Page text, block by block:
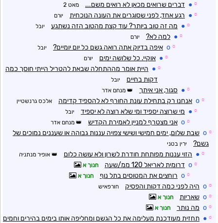
☼
● דברים שרואים מכאן לא רואים משם... מאט 2
☼
● רגע אחד, לפני שסוגרים את העונה הנוכחית יורם
☼
● מה זה טוב ביותר? עוד קצת מהטוב הזה נשתגע יובל
☼
● למה לא? יורם
☼
o איפה בדיוק אתה רואה גשם כל יום יומיים? יובל
☼
● אוקיי. כל שלושה ימים יורם
☼
● היית אומר מההתחלה שבאת להטריל הייתי חוסך כמה
דקות בחיים
יובל
☼
● סגור, אני איתך מנחם אדר
☼
o אנחנו רק בתחילת עונת החורף לא להספיד קדימה אלכס גרנשטיין
☼
● מי שרוצה יספיד ומי שלא רוצה לא יספיד יובל
☼
o אני מצטרף למניין לאמירת הקדיש מנחם אדר
☼
o שבת שלום, ימים חמישי ושישי צפויה עננות גבוהה או שעננים נמוכים של
גשם?
ירין בטני
☼
● הזוי עננות מפותחת חודרת לשרון ולא עושה כלום אופיר מנתניה
☼
o דרומית לאריאל 120 ממ/שעה חנוך א
☼
o רוחצים את המטוסים בתל נוף חנוך א
☼
o היה לפני כמה דקות והפסיק חורפאיש
☼
o שאריות חנוך א
☼
o מה נותר חנוך א
☼
● תחזית מעודכנת מעלימה את כל הגשם ומחליפה אותו בימים בהירים וחמים